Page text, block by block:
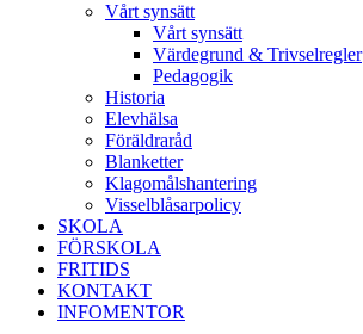
Vårt synsätt
Vårt synsätt
Värdegrund & Trivselregler
Pedagogik
Historia
Elevhälsa
Föräldraråd
Blanketter
Klagomålshantering
Visselblåsarpolicy
SKOLA
FÖRSKOLA
FRITIDS
KONTAKT
INFOMENTOR